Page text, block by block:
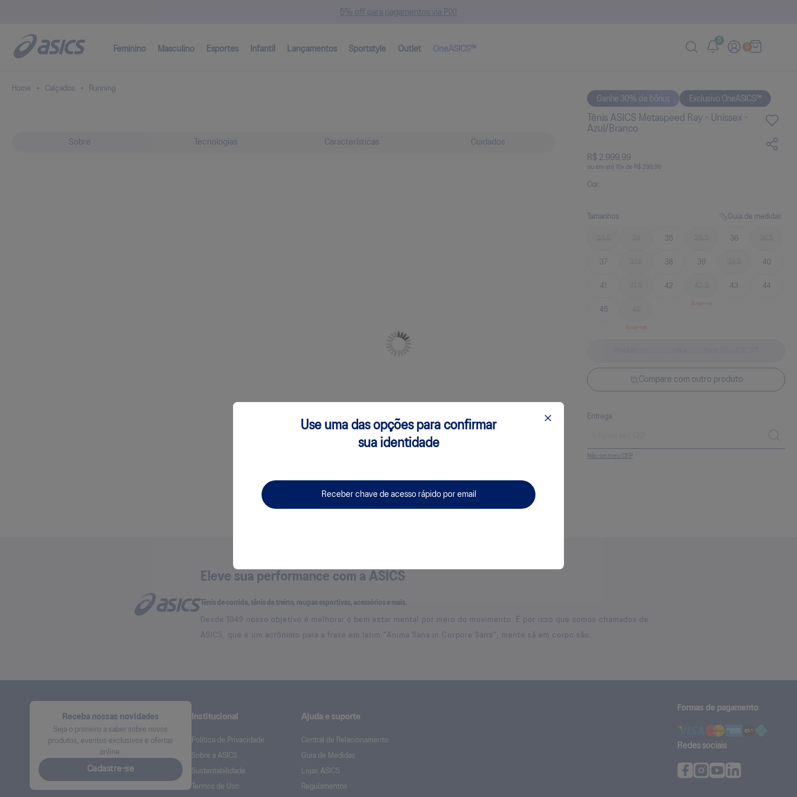
5% off para pagamentos via PIX!
Feminino Masculino Esportes Infantil Lançamentos Sportstyle Outlet OneASICS™
5
Calçados Running
Sobre Tecnologias Características Cuidados
Ganhe 30% de bônus
Tênis ASICS Metaspeed Ray - Unissex -
Azul/Branco
R$ 2.999,99
ou 10x de R$ 299,99
Cor:
Tamanhos Guia de medidas
35 36
37 38 39 40
41 42 43 44
45
Compare com outro produto
Entrega
Não sei meu CEP
Eleve sua performance com a ASICS
Tênis de corrida, tênis de treino, roupas esportivas, acessórios e mais.
Desde 1949 nosso objetivo é melhorar o bem estar mental por meio do movimento. É por isso que somos chamados de
ASICS, que é um acrônimo para a frase em latim "Anima Sana in Corpore Sano", mente sã em corpo são.
Receba nossas novidades
Seja o primeiro a saber sobre novos
produtos, eventos exclusivos e ofertas
online.
Cadastre-se
Institucional
Política de Privacidade
Sobre a ASICS
Sustentabilidade
Termos de Uso
Ajuda e suporte
Central de Relacionamento
Guia de Medidas
Lojas ASICS
Regulamentos
Formas de pagamento
Redes sociais
Use uma das opções para confirmar
sua identidade
Receber chave de acesso rápido por email